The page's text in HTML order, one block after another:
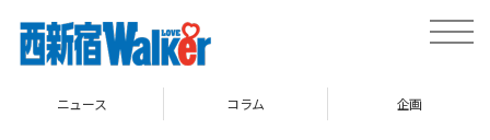
toggle
ニュース コラム 企画